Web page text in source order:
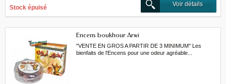
Stock épuisé
Voir détails
Encens boukhour Arwi
"VENTE EN GROS A PARTIR DE 3 MINIMUM" Les
bienfaits de l'Encens pour une odeur agréable...